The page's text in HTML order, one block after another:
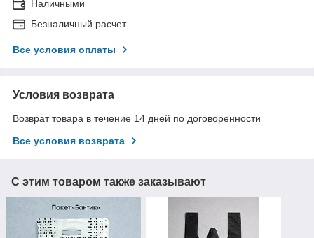
Наличными
Безналичный расчет
Все условия оплаты
Условия возврата
Возврат товара в течение 14 дней по договоренности
Все условия возврата
С этим товаром также заказывают